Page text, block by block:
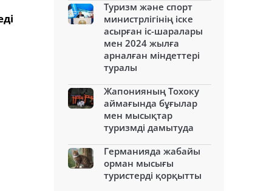
Туризм және спорт
министрлігінің іске
асырған іс-шаралары
мен 2024 жылға
арналған міндеттері
туралы
Жапонияның Тохоку
аймағында бұғылар
мен мысықтар
туризмді дамытуда
Германияда жабайы
орман мысығы
туристерді қорқытты